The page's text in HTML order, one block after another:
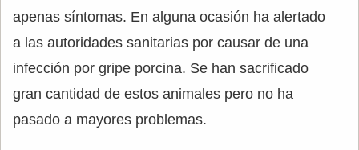
apenas síntomas. En alguna ocasión ha alertado
a las autoridades sanitarias por causar de una
infección por gripe porcina. Se han sacrificado
gran cantidad de estos animales pero no ha
pasado a mayores problemas.